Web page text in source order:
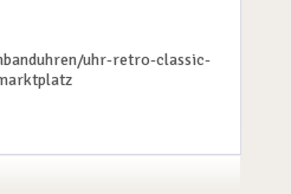
uhr-retro-classic-